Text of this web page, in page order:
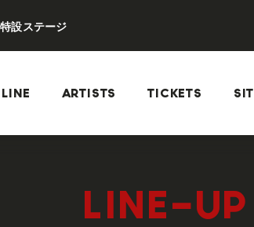
設ステージ
ARTISTS TICKETS
LINE-UP